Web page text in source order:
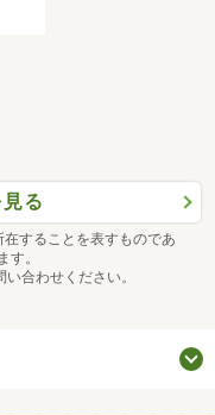
る
することを表すものであ
す。
合わせください。